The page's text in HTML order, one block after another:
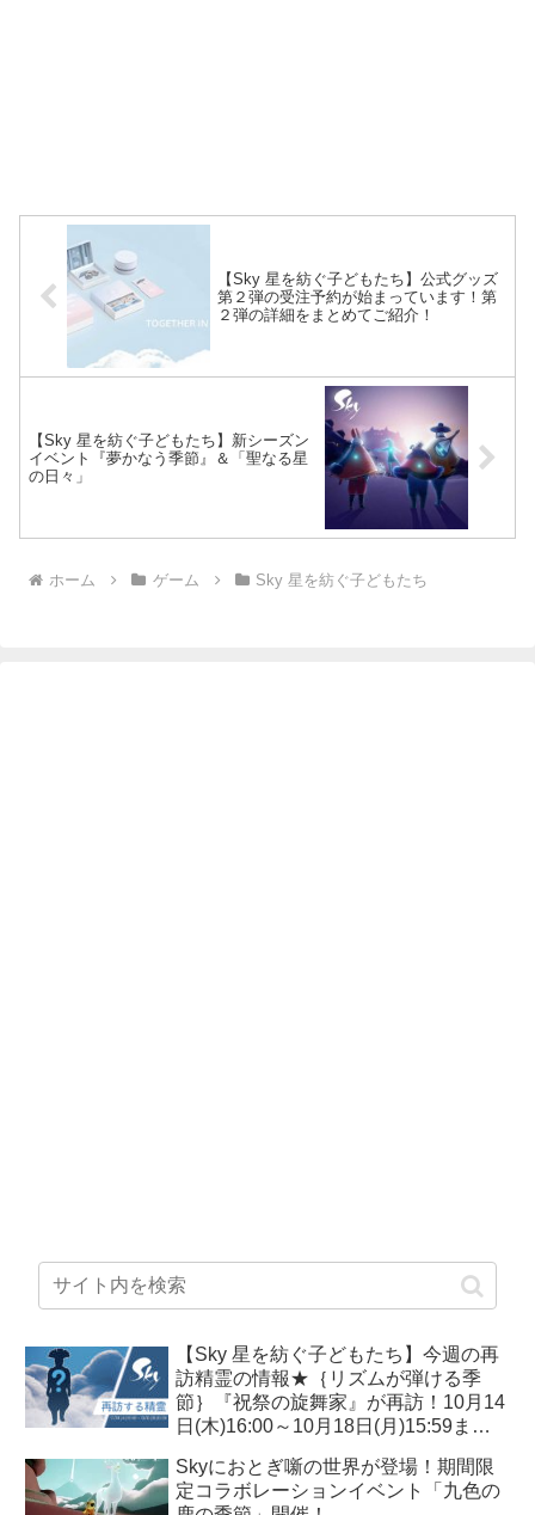
【Sky 星を紡ぐ子どもたち】公式グッズ
第２弾の受注予約が始まっています！第
２弾の詳細をまとめてご紹介！
【Sky 星を紡ぐ子どもたち】新シーズン
イベント『夢かなう季節』＆「聖なる星
の日々」
ホーム ゲーム Sky 星を紡ぐ子どもたち
【Sky 星を紡ぐ子どもたち】今週の再
訪精霊の情報★｛リズムが弾ける季
節｝『祝祭の旋舞家』が再訪！10月14
日(木)16:00～10月18日(月)15:59ま
Skyにおとぎ噺の世界が登場！期間限
定コラボレーションイベント「九色の